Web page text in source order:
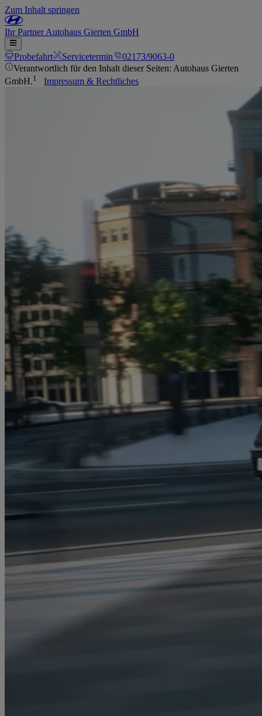
Zum Inhalt springen
IhrPartnerAutohaus Gierten GmbH
Probefahrt Servicetermin
02173/9063-0
Verantwortlich für den Inhalt dieser Seiten: Autohaus Gierten
GmbH.1 Impressum & Rechtliches